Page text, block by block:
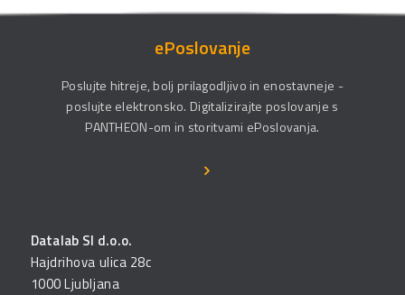
ePoslovanje
Poslujte hitreje, bolj prilagodljivo in enostavneje -
poslujte elektronsko. Digitalizirajte poslovanje s
PANTHEON-om in storitvami ePoslovanja.
Datalab SI d.o.o.
Hajdrihova ulica 28c
1000 Ljubljana